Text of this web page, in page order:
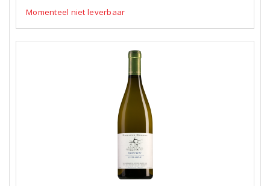
Momenteel niet leverbaar